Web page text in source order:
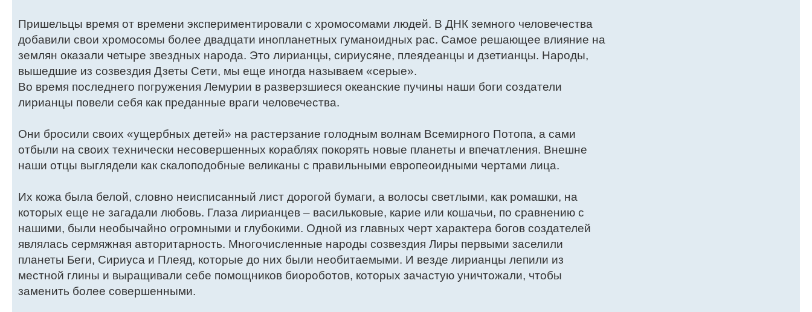
Пришельцы время от времени экспериментировали с хромосомами людей. В ДНК земного человечества
добавили свои хромосомы более двадцати инопланетных гуманоидных рас. Самое решающее влияние на
землян оказали четыре звездных народа. Это лирианцы, сириусяне, плеядеанцы и дзетианцы. Народы,
вышедшие из созвездия Дзеты Сети, мы еще иногда называем «серые».
Во время последнего погружения Лемурии в разверзшиеся океанские пучины наши боги создатели
лирианцы повели себя как преданные враги человечества.
Они бросили своих «ущербных детей» на растерзание голодным волнам Всемирного Потопа, а сами
отбыли на своих технически несовершенных кораблях покорять новые планеты и впечатления. Внешне
наши отцы выглядели как скалоподобные великаны с правильными европеоидными чертами лица.
Их кожа была белой, словно неисписанный лист дорогой бумаги, а волосы светлыми, как ромашки, на
которых еще не загадали любовь. Глаза лирианцев – васильковые, карие или кошачьи, по сравнению с
нашими, были необычайно огромными и глубокими. Одной из главных черт характера богов создателей
являлась сермяжная авторитарность. Многочисленные народы созвездия Лиры первыми заселили
планеты Беги, Сириуса и Плеяд, которые до них были необитаемыми. И везде лирианцы лепили из
местной глины и выращивали себе помощников биороботов, которых зачастую уничтожали, чтобы
заменить более совершенными.